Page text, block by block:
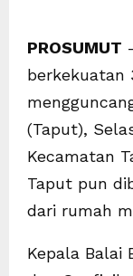
PROSUMUT
berkekuatan
(Taput),
Kecamatan
Taput pun
dari rumah
Kepala Balai